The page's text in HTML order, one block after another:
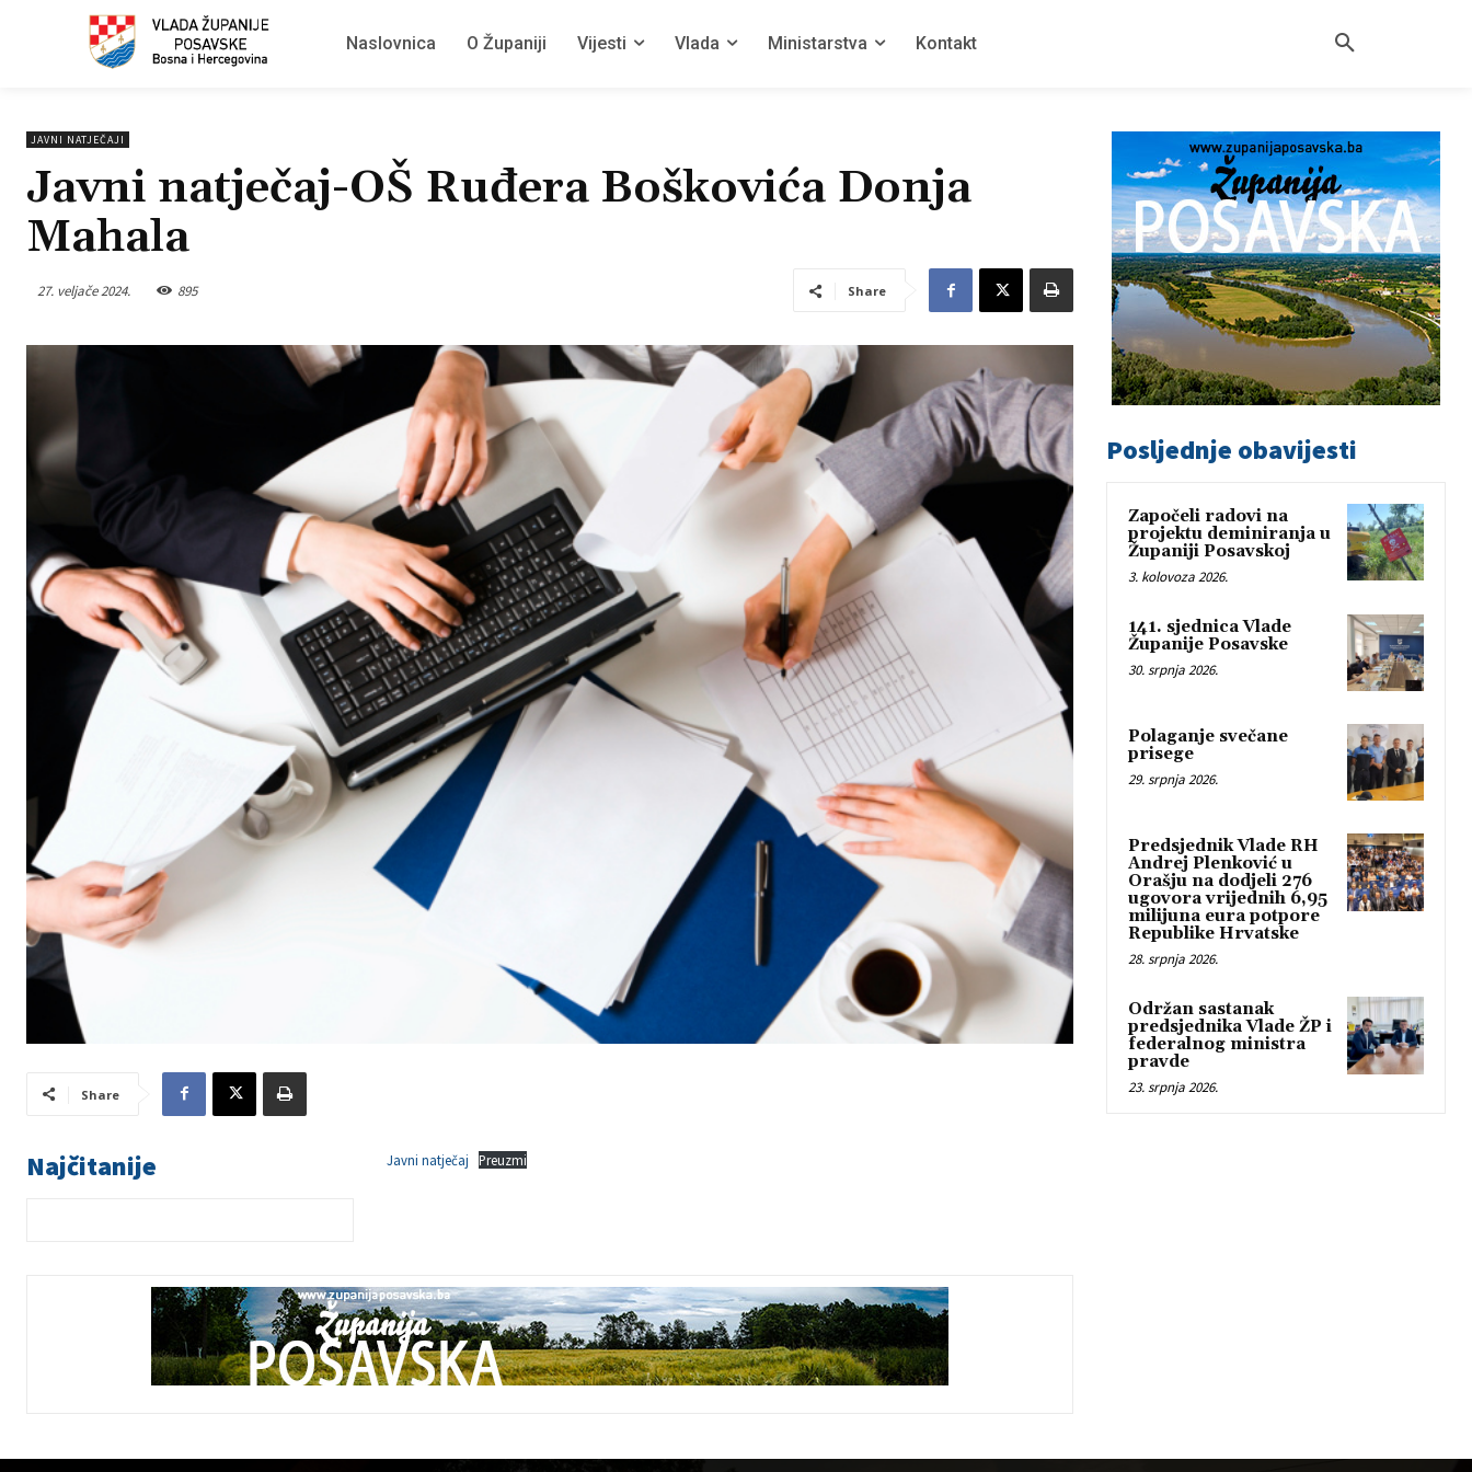
Naslovnica O Županiji Vijesti Vlada Ministarstva Kontakt
JAVNI NATJEČAJI
Javni natječaj-OŠ Ruđera Boškovića Donja
Mahala
27. veljače 2024. 895 Share
Share
Najčitanije Javni natječaj Preuzmi
Posljednje obavijesti
Započeli radovi na
projektu deminiranja u
Županiji Posavskoj
3. kolovoza 2026.
141. sjednica Vlade
Županije Posavske
30. srpnja 2026.
Polaganje svečane
prisege
29. srpnja 2026.
Predsjednik Vlade RH
Andrej Plenković u
Orašju na dodjeli 276
ugovora vrijednih 6,95
milijuna eura potpore
Republike Hrvatske
28. srpnja 2026.
Održan sastanak
predsjednika Vlade ŽP i
federalnog ministra
pravde
23. srpnja 2026.